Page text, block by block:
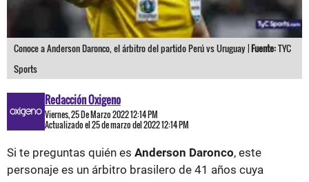
Conoce a Anderson Daronco, el árbitro del partido Perú vs Uruguay |Fuente:TYC
Sports
Redacción Oxigeno
Viernes, 25 De Marzo 2022 12:14 PM
Actualizado el 25 de marzo del 2022 12:14 PM
Si te preguntas quién es Anderson Daronco, este
personaje es un árbitro brasilero de 41 años cuya